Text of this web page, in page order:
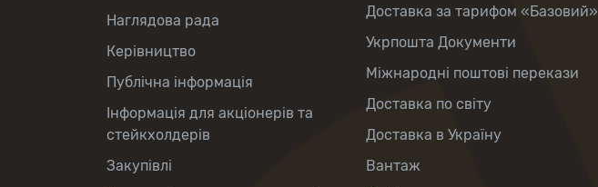
Наглядова рада
Керівництво
Публічна інформація
Інформація для акціонерів та
стейкхолдерів
Закупівлі
Доставка за тарифом «Базовий»
Укрпошта Документи
Міжнародні поштові перекази
Доставка по світу
Доставка в Україну
Вантаж